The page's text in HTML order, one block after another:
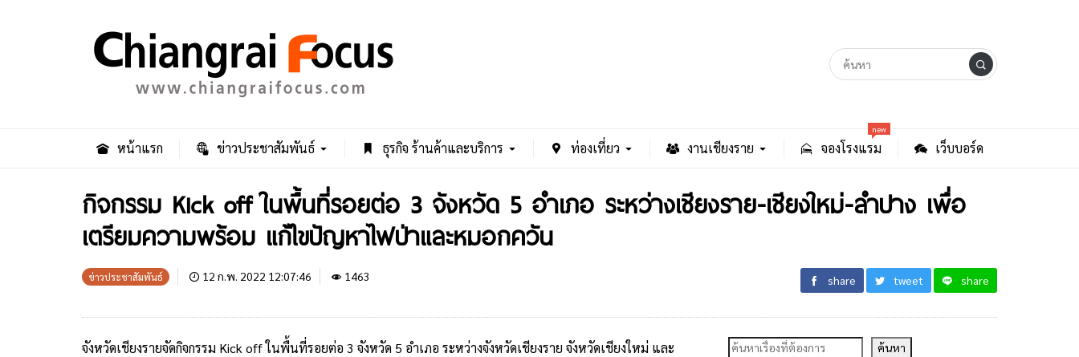
หน้าแรก ข่าวประชาสัมพันธ์ ธุรกิจ ร้านค้าและบริการ ท่องเที่ยว งานเชียงราย จองโรงแรม
new
เว็บบอร์ด
กิจกรรม Kick off ในพื้นที่รอยต่อ 3 จังหวัด 5 อำเภอ ระหว่างเชียงราย-เชียงใหม่-ลำปาง เพื่อ
เตรียมความพร้อม แก้ไขปัญหาไฟป่าและหมอกควัน
ข่าวประชาสัมพันธ์ 12 ก.พ. 2022 12:07:46 1463 share tweet share
จังหวัดเชียงรายจัดกิจกรรม Kick off ในพื้นที่รอยต่อ 3 จังหวัด 5 อำเภอ ระหว่างจังหวัดเชียงราย จังหวัดเชียงใหม่ และ
ค้นหา ค้นหา